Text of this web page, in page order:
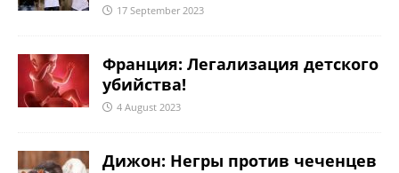
17 September 2023
Франция: Легализация детского
убийства!
4 August 2023
Дижон: Негры против чеченцев